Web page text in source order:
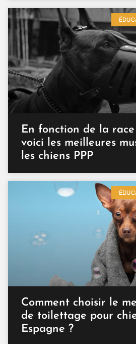
En fonction de la
voici les meilleures
les chiens PPP
Comment choisir le
de toilettage pour
Espagne ?